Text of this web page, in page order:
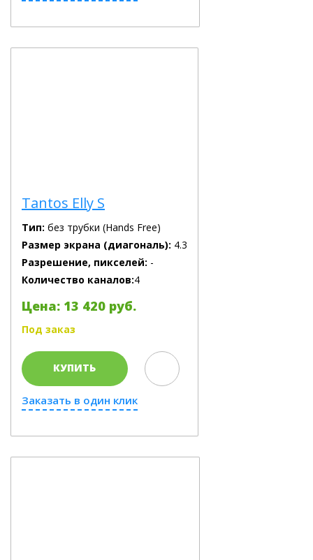
Tantos Elly S
Тип: без трубки (Hands Free)
Размер экрана (диагональ): 4.3
Разрешение, пикселей: -
Количество каналов:4
Цена: 13 420 руб.
Под заказ
КУПИТЬ
Заказать в один клик